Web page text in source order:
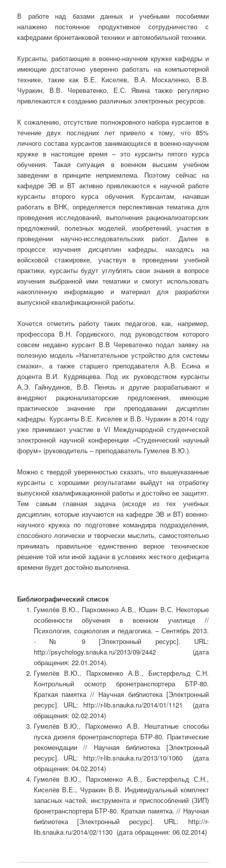
В работе над базами данных и учебными пособиями
налажено постоянное продуктивное сотрудничество с
кафедрами бронетанковой техники и автомобильной техники.
Курсанты, работающие в военно-научном кружке кафедры и
имеющие достаточно уверенно работать на компьютерной
технике, такие как В.Е. Киселев, В.А. Москаленко, В.В.
Чуракин, В.В. Череватенко, Е.С. Явина также регулярно
привлекаются к созданию различных электронных ресурсов.
К сожалению, отсутствие полнокровного набора курсантов в
течение двух последних лет привело к тому, что 85%
личного состава курсантов занимающихся в военно-научном
кружке в настоящее время – это курсанты пятого курса
обучения. Такая ситуация в военном высшем учебном
заведении в принципе неприемлема. Поэтому сейчас на
кафедре ЭВ и ВТ активно привлекаются к научной работе
курсанты второго курса обучения. Курсантам, начавши
работать в ВНК, определяется перспективная тематика для
проведения исследований, выполнения рационализаторских
предложений, полезных моделей, изобретений, участия в
проведении научно-исследовательских работ. Далее в
процессе изучения дисциплин кафедры, находясь на
войсковой стажировке, участвуя в проведении учебной
практики, курсанты будут углублять свои знания в вопросе
изучения выбранной ими тематики и смогут использовать
накопленную информацию и материал для разработки
выпускной квалификационной работы.
Хочется отметить работу таких педагогов, как, например,
профессора В.Н. Гордивского, под руководством которого
совсем недавно курсант В.В Череватенко подал заявку на
полезную модель «Нагнетательное устройство для системы
смазки», а также старшего преподавателя А.В. Есина и
доцента В.И. Кудрявцева. Под их руководством курсанты
А.Э. Гайнудинов, В.В. Пенязь и другие разрабатывают и
внедряют рационализаторские предложения, имеющие
практическое значение при преподавании дисциплин
кафедры. Курсанты В.Е. Киселев и В.В. Чуракин в 2014 году
уже принимают участие в VI Международной студенческой
электронной научной конференции «Студенческий научный
форум» (руководитель – преподаватель Гумелев В.Ю.).
Можно с твердой уверенностью сказать, что вышеуказанные
курсанты с хорошими результатами выйдут на отработку
выпускной квалификационной работы и достойно ее защитят.
Тем самым главная задача (исходя из тех учебных
дисциплин, которые изучаются на кафедре ЭВ и ВТ) военно-
научного кружка по подготовке командира подразделения,
способного логически и творчески мыслить, самостоятельно
принимать правильное единственно верное техническое
решение той или иной задачи в условиях жесткого дефицита
времени будет достойно выполнена.
Библиографический список
Гумелёв В.Ю., Пархоменко А.В., Юшин В.С. Некоторые
особенности обучения в военном училище //
Психология, социология и педагогика. – Сентябрь 2013.
- № 9 [Электронный ресурс]. URL:
http://psychology.snauka.ru/2013/09/2442 (дата
обращения: 22.01.2014).
Гумелёв В.Ю., Пархоменко А.В., Бистерфельд С.Н.
Контрольный осмотр бронетранспортера БТР-80.
Краткая памятка // Научная библиотека [Электронный
ресурс]. URL: http://r-lib.snauka.ru/2014/01/1121 (дата
обращения: 02.02.2014)
Гумелёв В.Ю., Пархоменко А.В. Нештатные способы
пуска дизеля бронетранспортера БТР-80. Практические
рекомендации // Научная библиотека [Электронный
ресурс]. URL: http://r-lib.snauka.ru/2013/10/1060 (дата
обращения: 04.02.2014)
Гумелёв В.Ю., Пархоменко А.В., Бистерфельд С.Н.,
Киселёв В.Е., Чуракин В.В. Индивидуальный комплект
запасных частей, инструмента и приспособлений (ЗИП)
бронетранспортера БТР-80. Краткая памятка. // Научная
библиотека [Электронный ресурс]. URL: http://r-
lib.snauka.ru/2014/02/1130 (дата обращения: 06.02.2014)